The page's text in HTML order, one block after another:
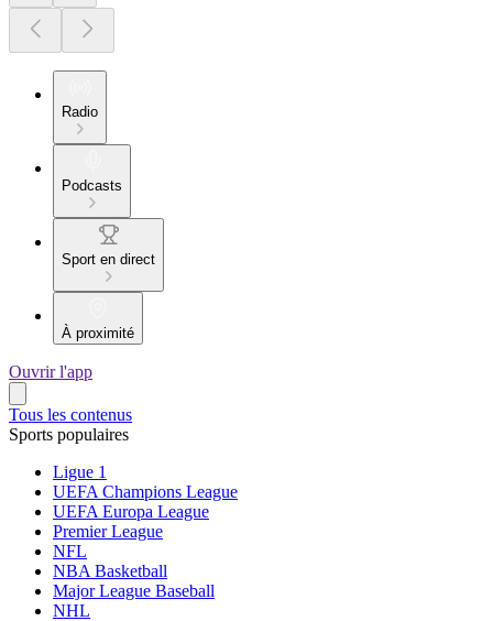
Radio
Podcasts
Sport en direct
À proximité
Ouvrir l'app
Tous les contenus
Sports populaires
Ligue 1
UEFA Champions League
UEFA Europa League
Premier League
NFL
NBA Basketball
Major League Baseball
NHL